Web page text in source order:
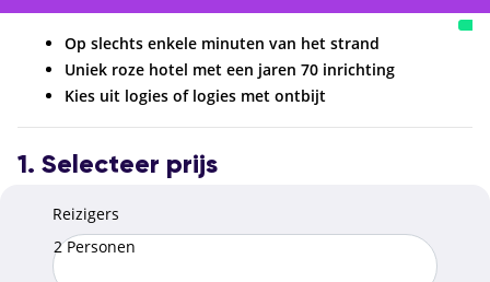
Op slechts enkele minuten van het strand
Uniek roze hotel met een jaren 70 inrichting
Kies uit logies of logies met ontbijt
1. Selecteer prijs
Reizigers
2 Personen